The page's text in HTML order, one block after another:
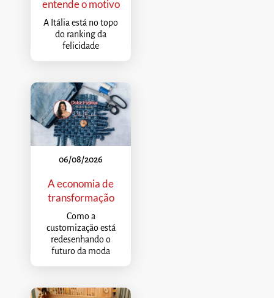
entende o motivo
A Itália está no topo
do ranking da
felicidade
06/08/2026
A economia de
transformação
Como a
customização está
redesenhando o
futuro da moda